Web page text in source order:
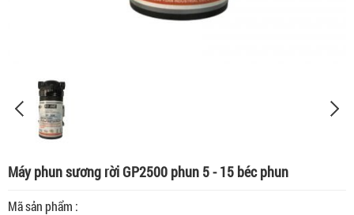
Máy phun sương rời GP2500 phun 5 - 15 béc phun
Mã sản phẩm :